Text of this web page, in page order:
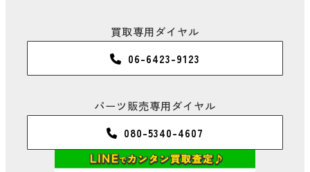
買取専用ダイヤル
06-6423-9123
パーツ販売専用ダイヤル
080-5340-4607